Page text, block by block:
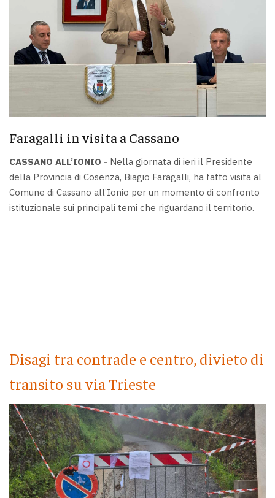
Faragalli in visita a Cassano
CASSANO ALL’IONIO - Nella giornata di ieri il Presidente
della Provincia di Cosenza, Biagio Faragalli, ha fatto visita al
Comune di Cassano all’Ionio per un momento di confronto
istituzionale sui principali temi che riguardano il territorio.
Disagi tra contrade e centro, divieto di
transito su via Trieste